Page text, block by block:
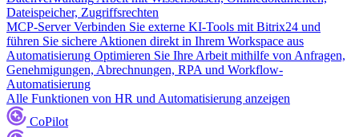
Dateispeicher, Zugriffsrechten
MCP-Server Verbinden Sie externe KI-Tools mit Bitrix24 und
führen Sie sichere Aktionen direkt in Ihrem Workspace aus
Automatisierung Optimieren Sie Ihre Arbeit mithilfe von Anfragen,
Genehmigungen, Abrechnungen, RPA und Workflow-
Automatisierung
Alle Funktionen von HR und Automatisierung anzeigen
CoPilot